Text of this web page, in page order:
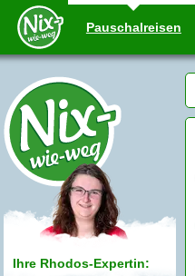
Pauschalreisen
Ihre Rhodos-Expertin: